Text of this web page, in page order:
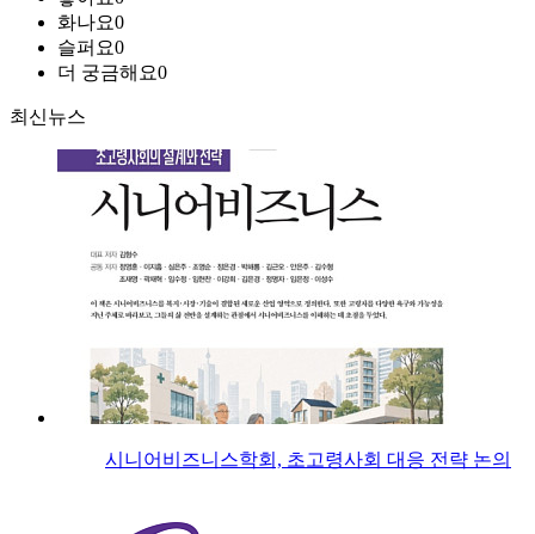
화나요0
슬퍼요0
더 궁금해요0
최신뉴스
시니어비즈니스학회, 초고령사회 대응 전략 논의